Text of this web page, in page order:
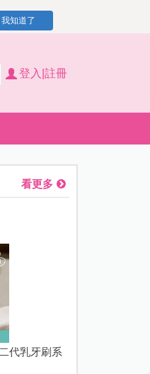
我知道了
登入|註冊
看更多
代乳牙刷系